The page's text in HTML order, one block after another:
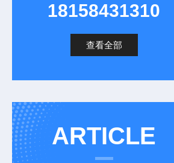
18158431310
查看全部
ARTICLE